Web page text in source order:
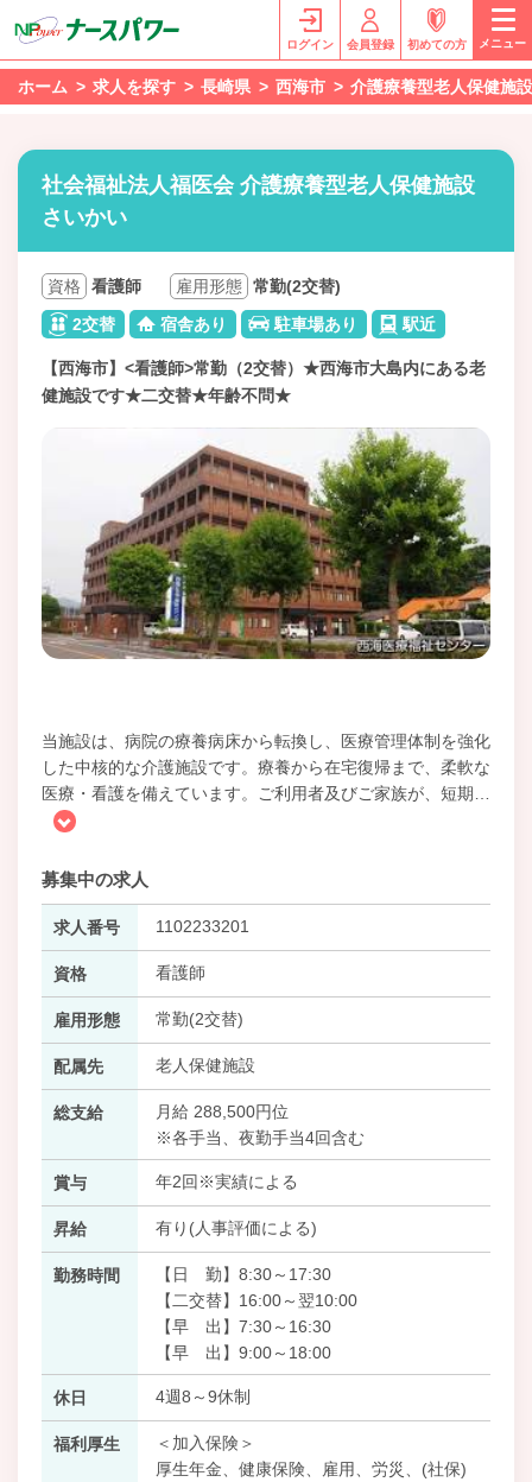
ログイン 会員登録 初めての方 メニュー
ホーム 求人を探す 長崎県 西海市 介護療養型老人保健施
社会福祉法人福医会 介護療養型老人保健施設
さいかい
資格 看護師 雇用形態 常勤(2交替)
2交替
宿舎あり 駐車場あり 駅近
【西海市】<看護師>常勤（2交替）★西海市大島内にある老
健施設です★二交替★年齢不問★
当施設は、病院の療養病床から転換し、医療管理体制を強化
した中核的な介護施設です。療養から在宅復帰まで、柔軟な
医療・看護を備えています。ご利用者及びご家族が、短期
募集中の求人
求人番号 1102233201
資格 看護師
雇用形態 常勤(2交替)
配属先 老人保健施設
総支給
月給 288,500円位
※各手当、夜勤手当4回含む
賞与 年2回※実績による
昇給 有り(人事評価による)
勤務時間
【日 勤】8:30～17:30
【二交替】16:00～翌10:00
【早 出】7:30～16:30
【早 出】9:00～18:00
休日 4週8～9休制
福利厚生
＜加入保険＞
厚生年金、健康保険、雇用、労災、(社保)